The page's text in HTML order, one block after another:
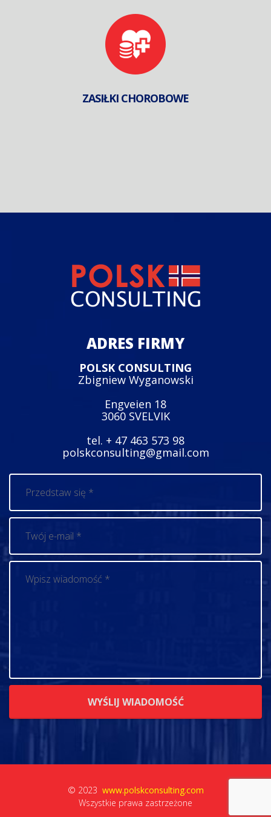
ZASIŁKI CHOROBOWE
ADRES FIRMY
POLSK CONSULTING
Zbigniew Wyganowski
Engveien 18
3060 SVELVIK
tel. + 47 463 573 98
polskconsulting@gmail.com
© 2023 www.polskconsulting.com
Wszystkie prawa zastrzeżone